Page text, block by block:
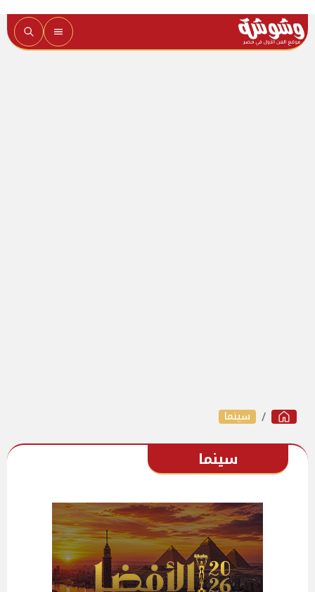
سينما
سينما